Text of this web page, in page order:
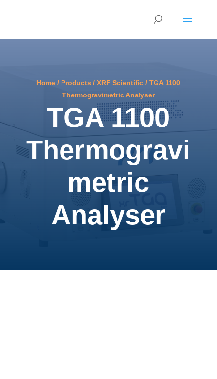
Home / Products /XRF Scientific /TGA 1100
Thermogravimetric Analyser
TGA 1100
Thermogravi
metric
Analyser